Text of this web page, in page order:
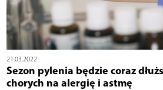
21.03.2022
Sezon pylenia będzie coraz
chorych na alergię i astmę